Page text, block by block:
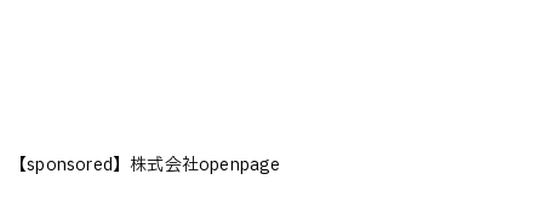
【sponsored】株式会社openpage